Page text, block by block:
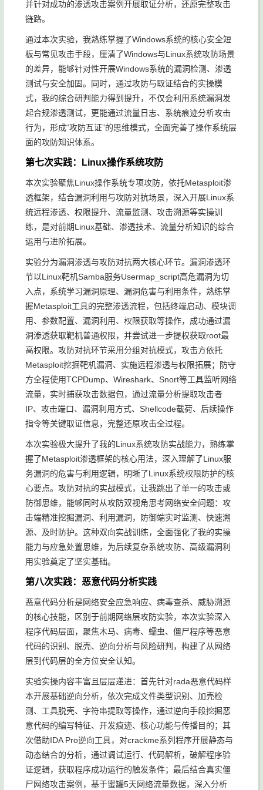
并针对成功的渗透攻击案例开展取证分析，还原完整攻击
链路。
通过本次实验，我熟练掌握了Windows系统的核心安全短
板与常见攻击手段，厘清了Windows与Linux系统攻防场景
的差异，能够针对性开展Windows系统的漏洞检测、渗透
测试与安全加固。同时，通过攻防与取证结合的实操模
式，我的综合研判能力得到提升，不仅会利用系统漏洞发
起合规渗透测试，更能通过流量日志、系统痕迹分析攻击
行为，形成“攻防互证”的思维模式，全面完善了操作系统层
面的攻防知识体系。
第七次实践：Linux操作系统攻防
本次实验聚焦Linux操作系统专项攻防，依托Metasploit渗
透框架，结合漏洞利用与攻防对抗场景，深入开展Linux系
统远程渗透、权限提升、流量监测、攻击溯源等实操训
练，是对前期Linux基础、渗透技术、流量分析知识的综合
运用与进阶拓展。
实验分为漏洞渗透与攻防对抗两大核心环节。漏洞渗透环
节以Linux靶机Samba服务Usermap_script高危漏洞为切
入点，系统学习漏洞原理、漏洞危害与利用条件，熟练掌
握Metasploit工具的完整渗透流程，包括终端启动、模块调
用、参数配置、漏洞利用、权限获取等操作，成功通过漏
洞渗透获取靶机普通权限，并尝试进一步提权获取root最
高权限。攻防对抗环节采用分组对抗模式，攻击方依托
Metasploit挖掘靶机漏洞、实施远程渗透与权限拓展；防守
方全程使用TCPDump、Wireshark、Snort等工具监听网络
流量，实时捕获攻击数据包，通过流量分析提取攻击者
IP、攻击端口、漏洞利用方式、Shellcode载荷、后续操作
指令等关键取证信息，完整还原攻击全过程。
本次实验极大提升了我的Linux系统攻防实战能力，熟练掌
握了Metasploit渗透框架的核心用法，深入理解了Linux服
务漏洞的危害与利用逻辑，明晰了Linux系统权限防护的核
心要点。攻防对抗的实战模式，让我跳出了单一的攻击或
防御思维，能够同时从攻防双视角思考网络安全问题：攻
击端精准挖掘漏洞、利用漏洞，防御端实时监测、快速溯
源、及时防护。这种双向实战训练，全面强化了我的实操
能力与应急处置思维，为后续复杂系统攻防、高级漏洞利
用实验奠定了坚实基础。
第八次实践：恶意代码分析实践
恶意代码分析是网络安全应急响应、病毒查杀、威胁溯源
的核心技能，区别于前期网络层攻防实验，本次实验深入
程序代码层面，聚焦木马、病毒、蠕虫、僵尸程序等恶意
代码的识别、脱壳、逆向分析与风险研判，构建了从网络
层到代码层的全方位安全认知。
实验实操内容丰富且层层递进：首先针对rada恶意代码样
本开展基础逆向分析，依次完成文件类型识别、加壳检
测、工具脱壳、字符串提取等操作，通过逆向手段挖掘恶
意代码的编写特征、开发痕迹、核心功能与传播目的；其
次借助IDA Pro逆向工具，对crackme系列程序开展静态与
动态结合的分析，通过调试运行、代码解析，破解程序验
证逻辑，获取程序成功运行的触发条件；最后结合真实僵
尸网络攻击案例，基于蜜罐5天网络流量数据，深入分析